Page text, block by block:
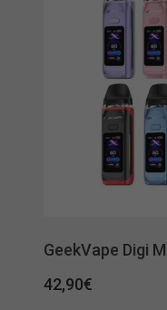
GeekVape Digi
42,90€